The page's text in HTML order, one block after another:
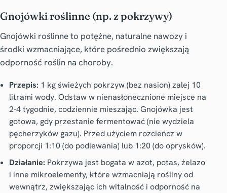
Gnojówki roślinne (np. z pokrzywy)
Gnojówki roślinne to potężne, naturalne nawozy i
środki wzmacniające, które pośrednio zwiększają
odporność roślin na choroby.
Przepis: 1 kg świeżych pokrzyw (bez nasion) zalej 10
litrami wody. Odstaw w nienasłonecznione miejsce na
2-4 tygodnie, codziennie mieszając. Gnojówka jest
gotowa, gdy przestanie fermentować (nie wydziela
pęcherzyków gazu). Przed użyciem rozcieńcz w
proporcji 1:10 (do podlewania) lub 1:20 (do oprysków).
Działanie: Pokrzywa jest bogata w azot, potas, żelazo
i inne mikroelementy, które wzmacniają rośliny od
wewnątrz, zwiększając ich witalność i odporność na